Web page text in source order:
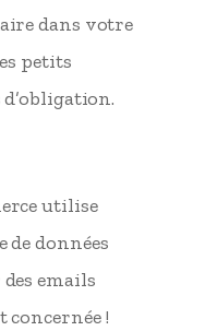
dans votre
petits
utilise
de données
emails
concernée !